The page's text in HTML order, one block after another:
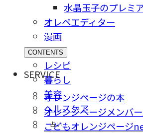
水晶玉子のプレミ
オレペエディター
漫画
CONTENTS
レシピ
暮らし
美容
ヘルスケア
占い
SERVICE
オレンジページの本
オレンジページメンバ
こどもオレンジページ